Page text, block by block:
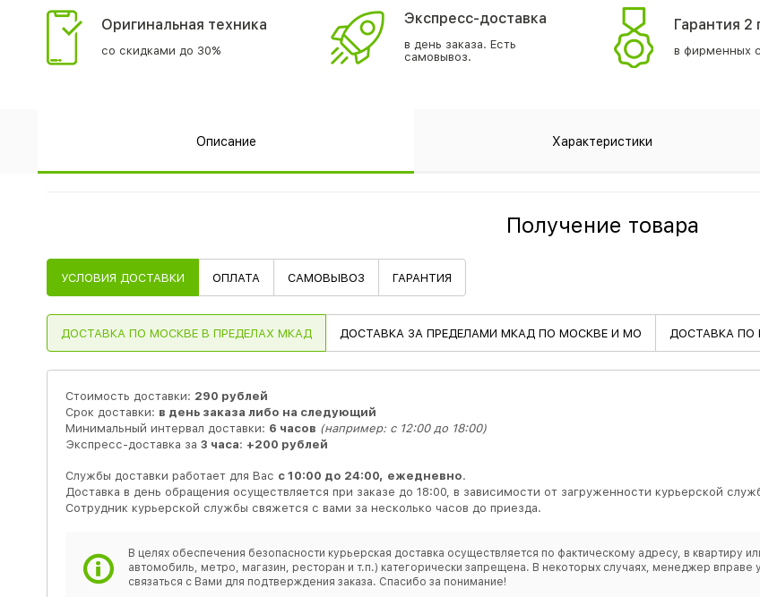
Оригинальная техника
со скидками до 30%
Экспресс-доставка
в день заказа. Есть
самовывоз.
Гарантия 2
в фирменных
Описание Характеристики
Получение товара
УСЛОВИЯ ДОСТАВКИ ОПЛАТА САМОВЫВОЗ ГАРАНТИЯ
ДОСТАВКА ПО МОСКВЕ В ПРЕДЕЛАХ МКАД ДОСТАВКА ЗА ПРЕДЕЛАМИ МКАД ПО МОСКВЕ И МО ДОСТАВКА ПО
Стоимость доставки: 290 рублей
Срок доставки: в день заказа либо на следующий
Минимальный интервал доставки: 6 часов (например: с 12:00 до 18:00)
Экспресс-доставка за 3 часа: +200 рублей
Службы доставки работает для Вас с 10:00 до 24:00, ежедневно.
Доставка в день обращения осуществляется при заказе до 18:00, в зависимости от загруженности курьерской
Сотрудник курьерской службы свяжется с вами за несколько часов до приезда.
В целях обеспечения безопасности курьерская доставка осуществляется по фактическому адресу, в квартиру
автомобиль, метро, магазин, ресторан и т.п.) категорически запрещена. В некоторых случаях, менеджер
связаться с Вами для подтверждения заказа. Спасибо за понимание!